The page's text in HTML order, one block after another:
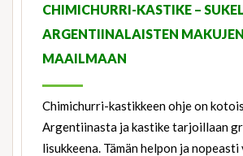
CHIMICHURRI-KASTIKE –
ARGENTIINALAISTEN MAKUJEN
MAAILMAAN
Chimichurri-kastikkeen ohje on
Argentiinasta ja kastike tarjoillaan
lisukkeena. Tämän helpon ja